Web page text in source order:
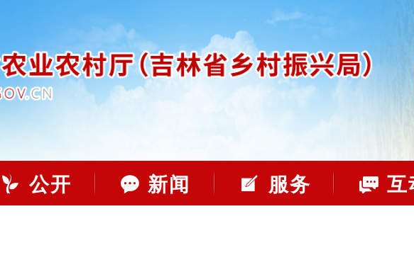
公开 新闻 服务 互